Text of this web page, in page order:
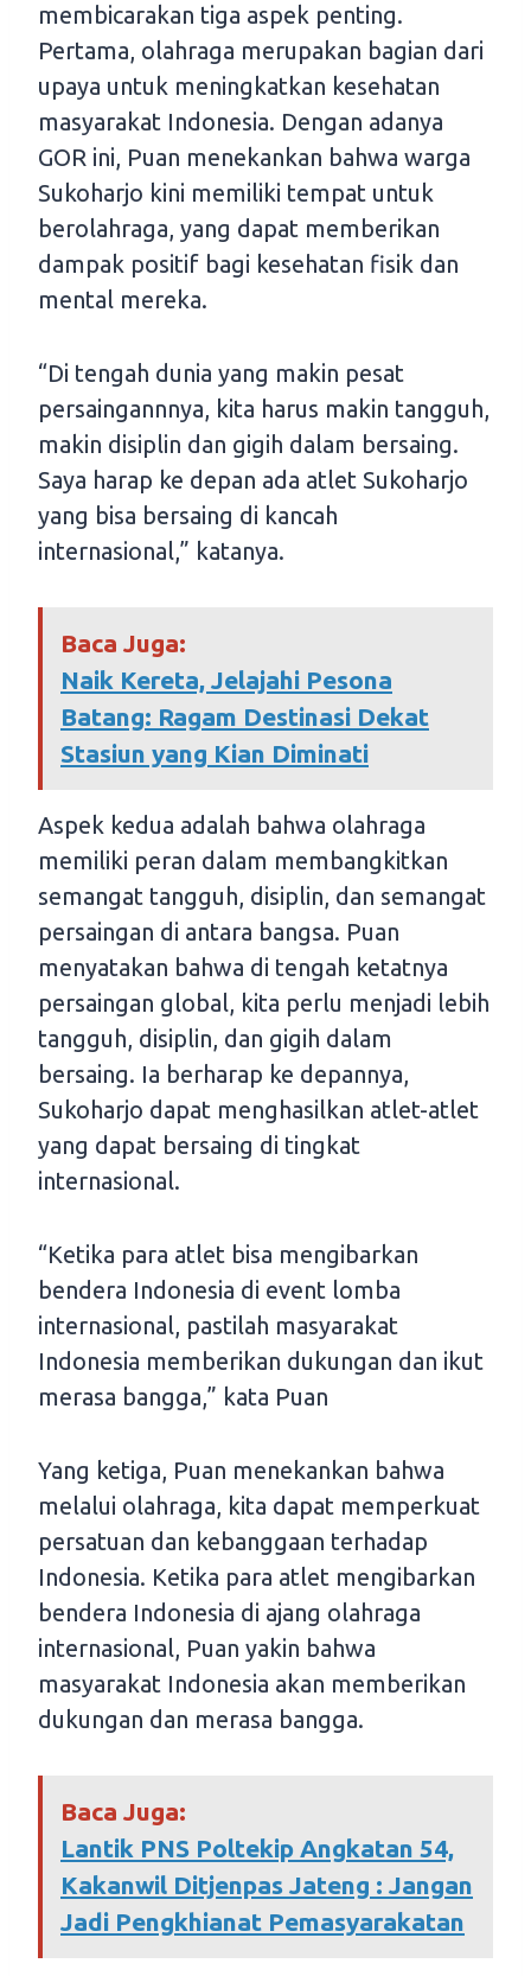
membicarakan tiga aspek penting.
Pertama, olahraga merupakan bagian dari
upaya untuk meningkatkan kesehatan
masyarakat Indonesia. Dengan adanya
GOR ini, Puan menekankan bahwa warga
Sukoharjo kini memiliki tempat untuk
berolahraga, yang dapat memberikan
dampak positif bagi kesehatan fisik dan
mental mereka.
“Di tengah dunia yang makin pesat
persaingannnya, kita harus makin tangguh,
makin disiplin dan gigih dalam bersaing.
Saya harap ke depan ada atlet Sukoharjo
yang bisa bersaing di kancah
internasional,” katanya.
Baca Juga:
Naik Kereta, Jelajahi Pesona
Batang: Ragam Destinasi Dekat
Stasiun yang Kian Diminati
Aspek kedua adalah bahwa olahraga
memiliki peran dalam membangkitkan
semangat tangguh, disiplin, dan semangat
persaingan di antara bangsa. Puan
menyatakan bahwa di tengah ketatnya
persaingan global, kita perlu menjadi lebih
tangguh, disiplin, dan gigih dalam
bersaing. Ia berharap ke depannya,
Sukoharjo dapat menghasilkan atlet-atlet
yang dapat bersaing di tingkat
internasional.
“Ketika para atlet bisa mengibarkan
bendera Indonesia di event lomba
internasional, pastilah masyarakat
Indonesia memberikan dukungan dan ikut
merasa bangga,” kata Puan
Yang ketiga, Puan menekankan bahwa
melalui olahraga, kita dapat memperkuat
persatuan dan kebanggaan terhadap
Indonesia. Ketika para atlet mengibarkan
bendera Indonesia di ajang olahraga
internasional, Puan yakin bahwa
masyarakat Indonesia akan memberikan
dukungan dan merasa bangga.
Baca Juga:
Lantik PNS Poltekip Angkatan 54,
Kakanwil Ditjenpas Jateng : Jangan
Jadi Pengkhianat Pemasyarakatan